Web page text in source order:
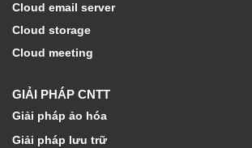
Cloud email server
Cloud storage
Cloud meeting
GIẢI PHÁP CNTT
Giải pháp ảo hóa
Giải pháp lưu trữ